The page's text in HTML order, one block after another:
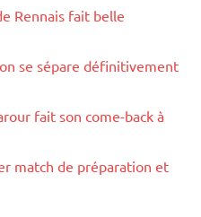
Rennais fait belle
se sépare définitivement
fait son come-back à
match de préparation et